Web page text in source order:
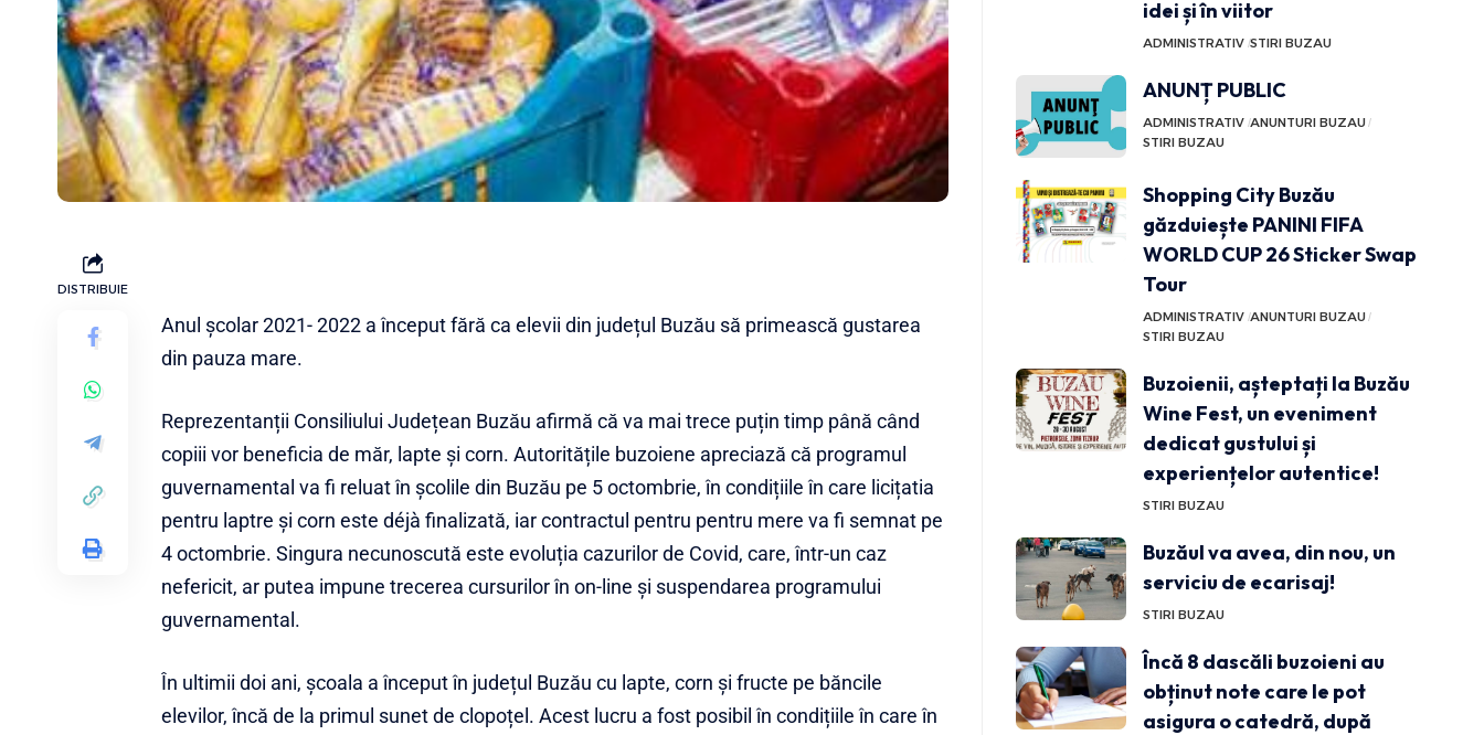
DISTRIBUIE
Anul școlar 2021- 2022 a început fără ca elevii din județul Buzău să primească gustarea
din pauza mare.
Reprezentanții Consiliului Județean Buzău afirmă că va mai trece puțin timp până când
copiii vor beneficia de măr, lapte și corn. Autoritățile buzoiene apreciază că programul
guvernamental va fi reluat în școlile din Buzău pe 5 octombrie, în condițiile în care licițatia
pentru laptre și corn este déjà finalizată, iar contractul pentru pentru mere va fi semnat pe
4 octombrie. Singura necunoscută este evoluția cazurilor de Covid, care, într-un caz
nefericit, ar putea impune trecerea cursurilor în on-line și suspendarea programului
guvernamental.
În ultimii doi ani, școala a început în județul Buzău cu lapte, corn și fructe pe băncile
elevilor, încă de la primul sunet de clopoțel. Acest lucru a fost posibil în condițiile în care în
idei și în viitor
ADMINISTRATIV STIRI BUZAU
ANUNȚ PUBLIC
ADMINISTRATIV ANUNTURI BUZAU
STIRI BUZAU
Shopping City Buzău
găzduiește PANINI FIFA
WORLD CUP 26 Sticker Swap
Tour
ADMINISTRATIV ANUNTURI BUZAU
STIRI BUZAU
Buzoienii, așteptați la Buzău
Wine Fest, un eveniment
dedicat gustului și
experiențelor autentice!
STIRI BUZAU
Buzăul va avea, din nou, un
serviciu de ecarisaj!
STIRI BUZAU
Încă 8 dascăli buzoieni au
obținut note care le pot
asigura o catedră, după